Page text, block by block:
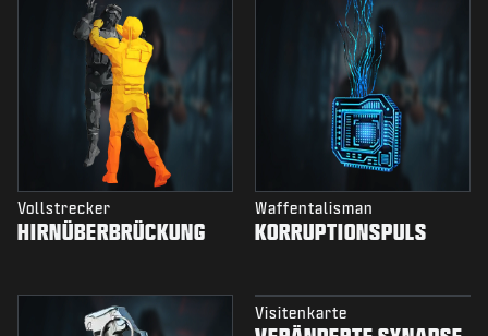
Vollstrecker
HIRNÜBERBRÜCKUNG
Waffentalisman
KORRUPTIONSPULS
Visitenkarte